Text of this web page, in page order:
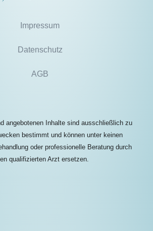
Impressum
Datenschutz
AGB
angebotenen Inhalte sind ausschließlich zu
bestimmt und können unter keinen
oder professionelle Beratung durch
qualifizierten Arzt ersetzen.